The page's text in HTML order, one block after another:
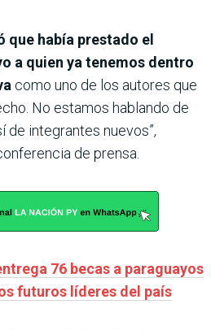
que había prestado el
a quien ya tenemos dentro
como uno de los autores que
No estamos hablando de
de integrantes nuevos”,
de prensa.
76 becas a paraguayos
futuros líderes del país